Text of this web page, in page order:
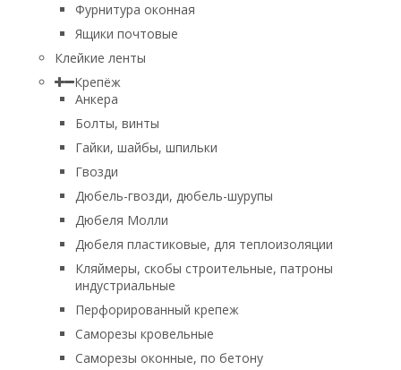
Фурнитура оконная
Ящики почтовые
Клейкие ленты
Крепёж
Анкера
Болты, винты
Гайки, шайбы, шпильки
Гвозди
Дюбель-гвозди, дюбель-шурупы
Дюбеля Молли
Дюбеля пластиковые, для теплоизоляции
Кляймеры, скобы строительные, патроны
индустриальные
Перфорированный крепеж
Саморезы кровельные
Саморезы оконные, по бетону